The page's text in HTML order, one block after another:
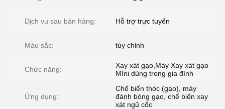
Dịch vụ sau bán hàng: Hỗ trợ trực tuyến
Màu sắc: tùy chỉnh
Chức năng:
Xay xát gạo,Máy Xay xát gạo
MIni dùng trong gia đình
Ứng dụng:
Chế biến thóc (gạo), máy
đánh bóng gạo, chế biến xay
xát ngũ cốc